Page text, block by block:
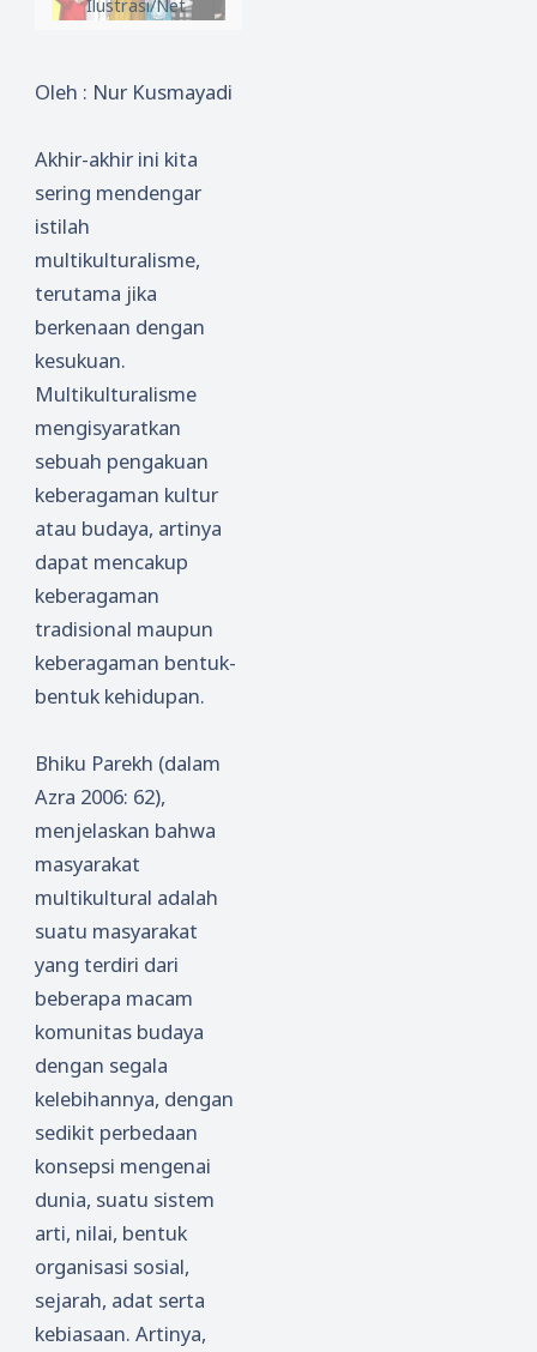
Ilustrasi/Net
Oleh : Nur Kusmayadi
Akhir-akhir ini kita
sering mendengar
istilah
multikulturalisme,
terutama jika
berkenaan dengan
kesukuan.
Multikulturalisme
mengisyaratkan
sebuah pengakuan
keberagaman kultur
atau budaya, artinya
dapat mencakup
keberagaman
tradisional maupun
keberagaman bentuk-
bentuk kehidupan.
Bhiku Parekh (dalam
Azra 2006: 62),
menjelaskan bahwa
masyarakat
multikultural adalah
suatu masyarakat
yang terdiri dari
beberapa macam
komunitas budaya
dengan segala
kelebihannya, dengan
sedikit perbedaan
konsepsi mengenai
dunia, suatu sistem
arti, nilai, bentuk
organisasi sosial,
sejarah, adat serta
kebiasaan. Artinya,